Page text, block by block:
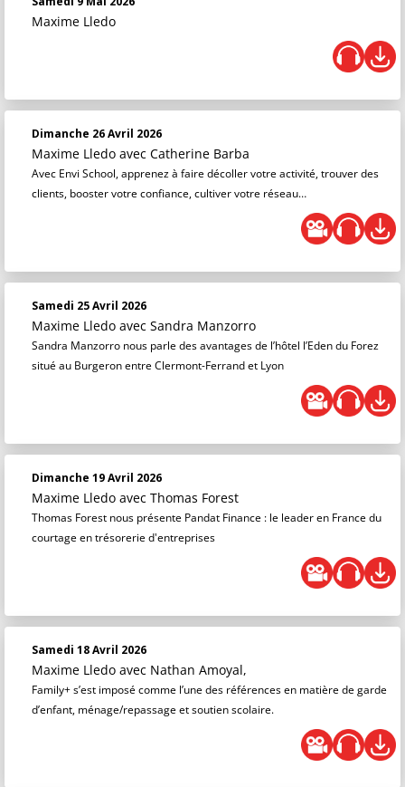
Maxime Lledo
Dimanche 26 Avril 2026
Maxime Lledo avec Catherine Barba
Avec Envi School, apprenez à faire décoller votre activité, trouver des
clients, booster votre confiance, cultiver votre réseau…
Samedi 25 Avril 2026
Maxime Lledo avec Sandra Manzorro
Sandra Manzorro nous parle des avantages de l’hôtel l’Eden du Forez
situé au Burgeron entre Clermont-Ferrand et Lyon
Dimanche 19 Avril 2026
Maxime Lledo avec Thomas Forest
Thomas Forest nous présente Pandat Finance : le leader en France du
courtage en trésorerie d'entreprises
Samedi 18 Avril 2026
Maxime Lledo avec Nathan Amoyal,
Family+ s’est imposé comme l’une des références en matière de garde
d’enfant, ménage/repassage et soutien scolaire.